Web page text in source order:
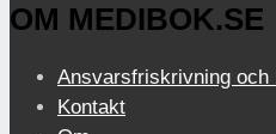
OM MEDIBOK.SE
Ansvarsfriskrivning och
Kontakt